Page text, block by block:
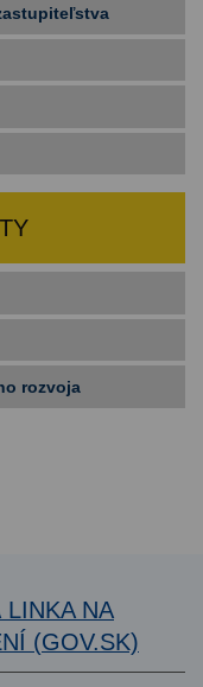
rozvoja
LINKA NA
(GOV.SK)